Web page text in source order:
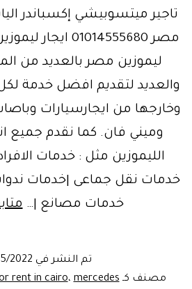
مصر 01014555680
ليموزين مصر بالعديد من
والعديد لتقديم افضل خدمة
وخارجها من ايجارسيارات
وميني فان. كما نقدم جميع
الليموزين مثل : خدمات
خدمات نقل جماعى |خدمات
خدمات مصانع |…
تم النشر في 2022
مصنف كـ
rent in cairo،mercedes